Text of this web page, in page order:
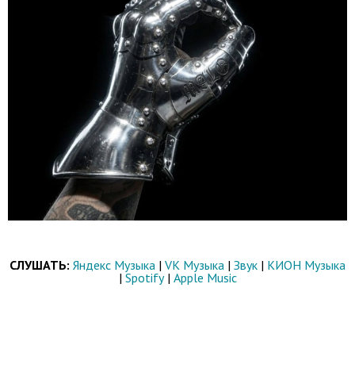
СЛУШАТЬ: Яндекс Музыка | VK Музыка | Звук | КИОН Музыка
| Spotify| Apple Music